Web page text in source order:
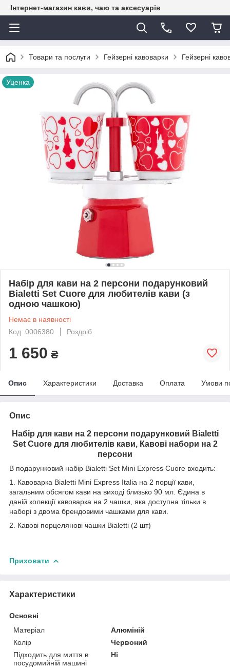
Інтернет-магазин кави, чаю та аксесуарів
Товари та послуги Гейзерні кавоварки Гейзерні
Уценка
Набір для кави на 2 персони подарунковий
Bialetti Set Cuore для любителів кави (з
одною чашкою)
Немає в наявності
Код: 0006380
Роздріб
1 650 ₴
Опис Характеристики Доставка Оплата Умови
Опис
Набір для кави на 2 персони подарунковий Bialetti
Set Cuore для любителів кави, Кавові набори на 2
персони
В подарунковий набір Bialetti Set Mini Express Cuore входить:
1. Кавоварка Bialetti Mini Express Italia на 2 порції кави,
загальним обсягом кави на виході близько 90 мл. Єдина в
даній колекції кавоварка на 2 чашки, яка доступна тільки в
наборі з двома брендовими чашками для кави.
2. Кавові порцелянові чашки Bialetti (2 шт)
Приховати
Характеристики
Основні
Матеріал
Алюміній
Колір
Червоний
Підходить для миття в
посудомийній машині
Ні